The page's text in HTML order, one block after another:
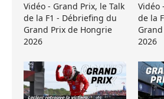
Vidéo - Grand Prix, le Talk
de la F1 - Débriefing du
Grand Prix de Hongrie
2026
Vidéo
de la
2026